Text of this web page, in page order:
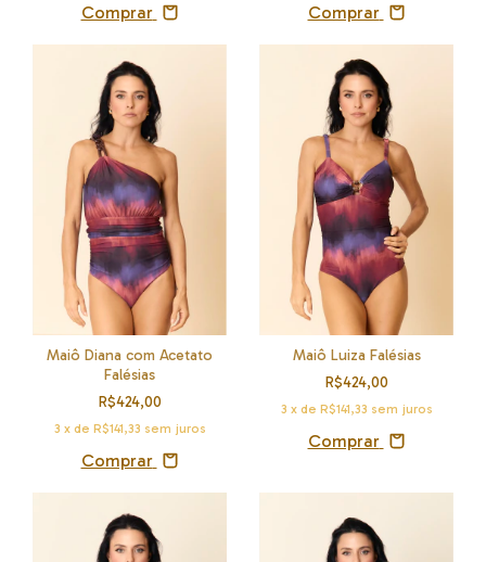
Comprar Comprar
Maiô Diana com Acetato
Falésias
R$424,00
3 x de R$141,33 sem juros
Comprar
Maiô Luiza Falésias
R$424,00
3 x de R$141,33 sem juros
Comprar